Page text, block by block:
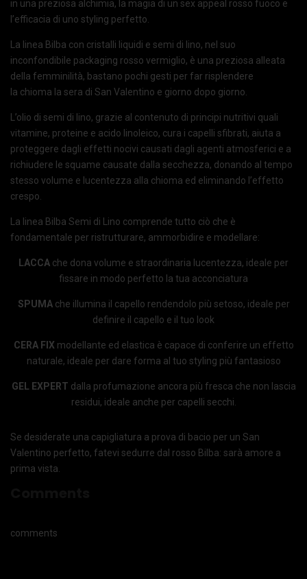
in una preziosa alchimia, la magia di un sex appeal rosso fuoco e
l’efficacia di uno styling perfetto.
La linea Bilba con cristalli liquidi e semi di lino, nel suo
inconfondibile packaging rosso vermiglio, è una preziosa alleata
della femminilità, bastano pochi gesti per far risplendere
la chioma la sera di San Valentino e giorno dopo giorno.
L’olio di semi di lino, grazie al contenuto di principi nutritivi quali
vitamine, proteine e acido linoleico, cura i capelli sfibrati, aiuta a
proteggere dagli effetti nocivi causati dagli agenti atmosferici e a
richiudere le squame causate dalla secchezza, donando al tempo
stesso volume e lucentezza alla chioma ed eliminando l’effetto
crespo.
La linea Bilba Semi di Lino comprende tutto ciò che è
fondamentale per ristrutturare, ammorbidire e modellare:
LACCA che dona volume e straordinaria lucentezza, ideale per
fissare in modo perfetto la tua acconciatura
SPUMA che illumina il capello rendendolo più setoso, ideale per
definire il capello e il tuo look
CERA FIX modellante ed elastica è capace di conferire un effetto
naturale, ideale per dare forma al tuo styling più fantasioso
GEL EXPERT dalla profumazione ancora più fresca che non lascia
residui, ideale anche per capelli secchi.
Se desiderate una capigliatura a prova di bacio per un San
Valentino perfetto, fatevi sedurre dal rosso Bilba: sarà amore a
prima vista.
comments